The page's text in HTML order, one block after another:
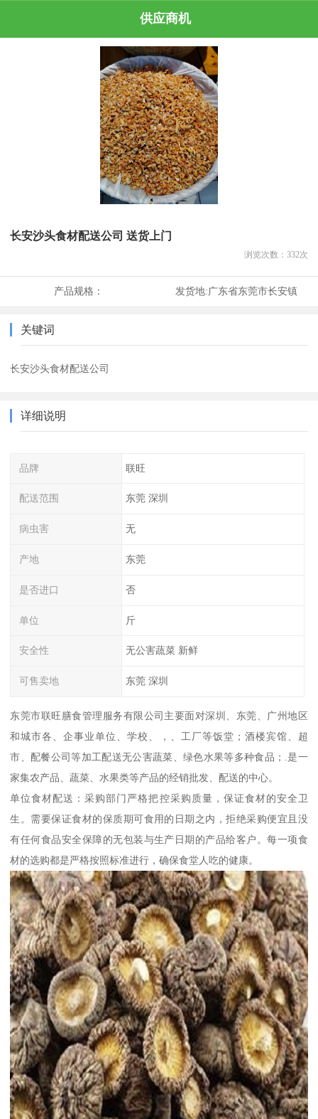
供应商机
长安沙头食材配送公司 送货上门
浏览次数： 332次
产品规格： 发货地:广东省东莞市长安镇
关键词
长安沙头食材配送公司
详细说明
品牌 联旺
配送范围 东莞 深圳
病虫害 无
产地 东莞
是否进口 否
单位 斤
安全性 无公害蔬菜 新鲜
可售卖地 东莞 深圳
东莞市联旺膳食管理服务有限公司主要面对深圳、东莞、广州地区
和城市各、企事业单位、学校、，、工厂等饭堂；酒楼宾馆、超
市、配餐公司等加工配送无公害蔬菜、绿色水果等多种食品；.是一
家集农产品、蔬菜、水果类等产品的经销批发、配送的中心。
单位食材配送：采购部门严格把控采购质量，保证食材的安全卫
生。需要保证食材的保质期可食用的日期之内，拒绝采购便宜且没
有任何食品安全保障的无包装与生产日期的产品给客户。每一项食
材的选购都是严格按照标准进行，确保食堂人吃的健康。